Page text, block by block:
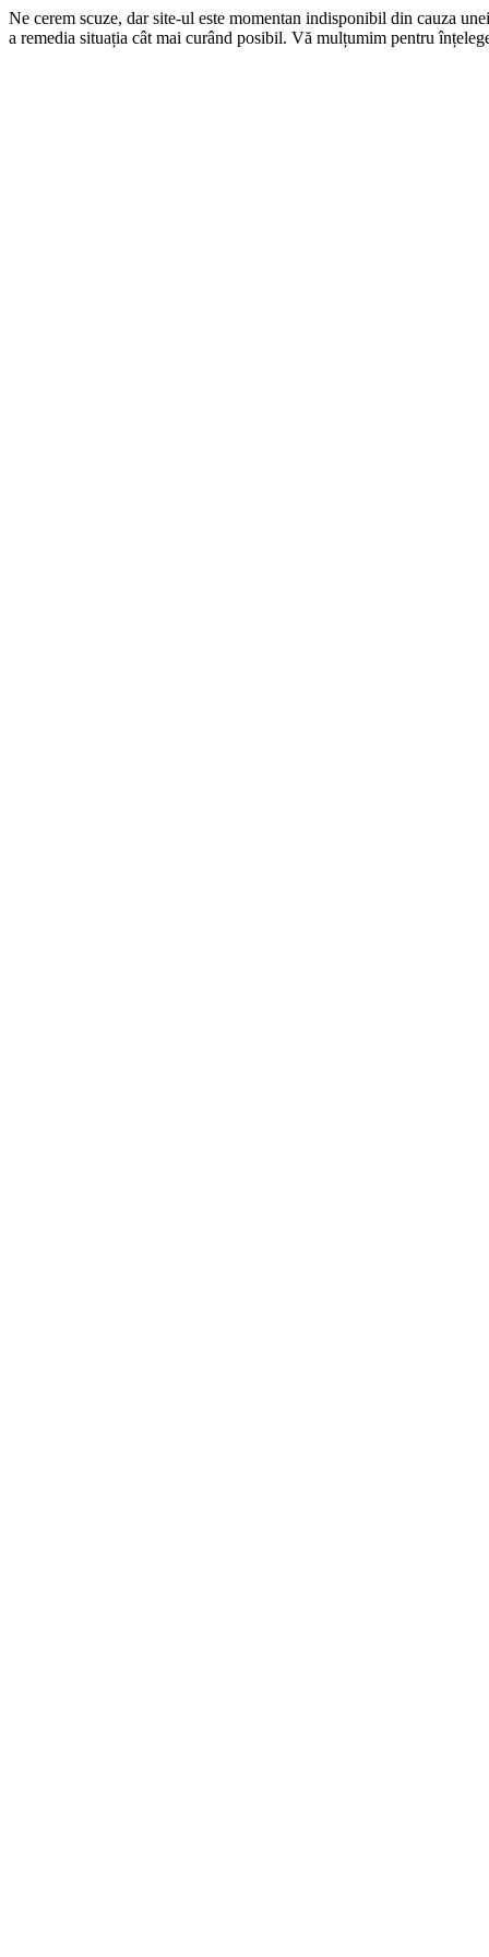
Ne cerem scuze, dar site-ul este momentan indisponibil din cauza
a remedia situația cât mai curând posibil. Vă mulțumim pentru